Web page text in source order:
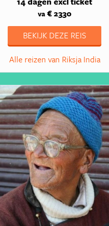
va€ 2330
BEKIJK DEZE REIS
Alle reizen van Riksja India